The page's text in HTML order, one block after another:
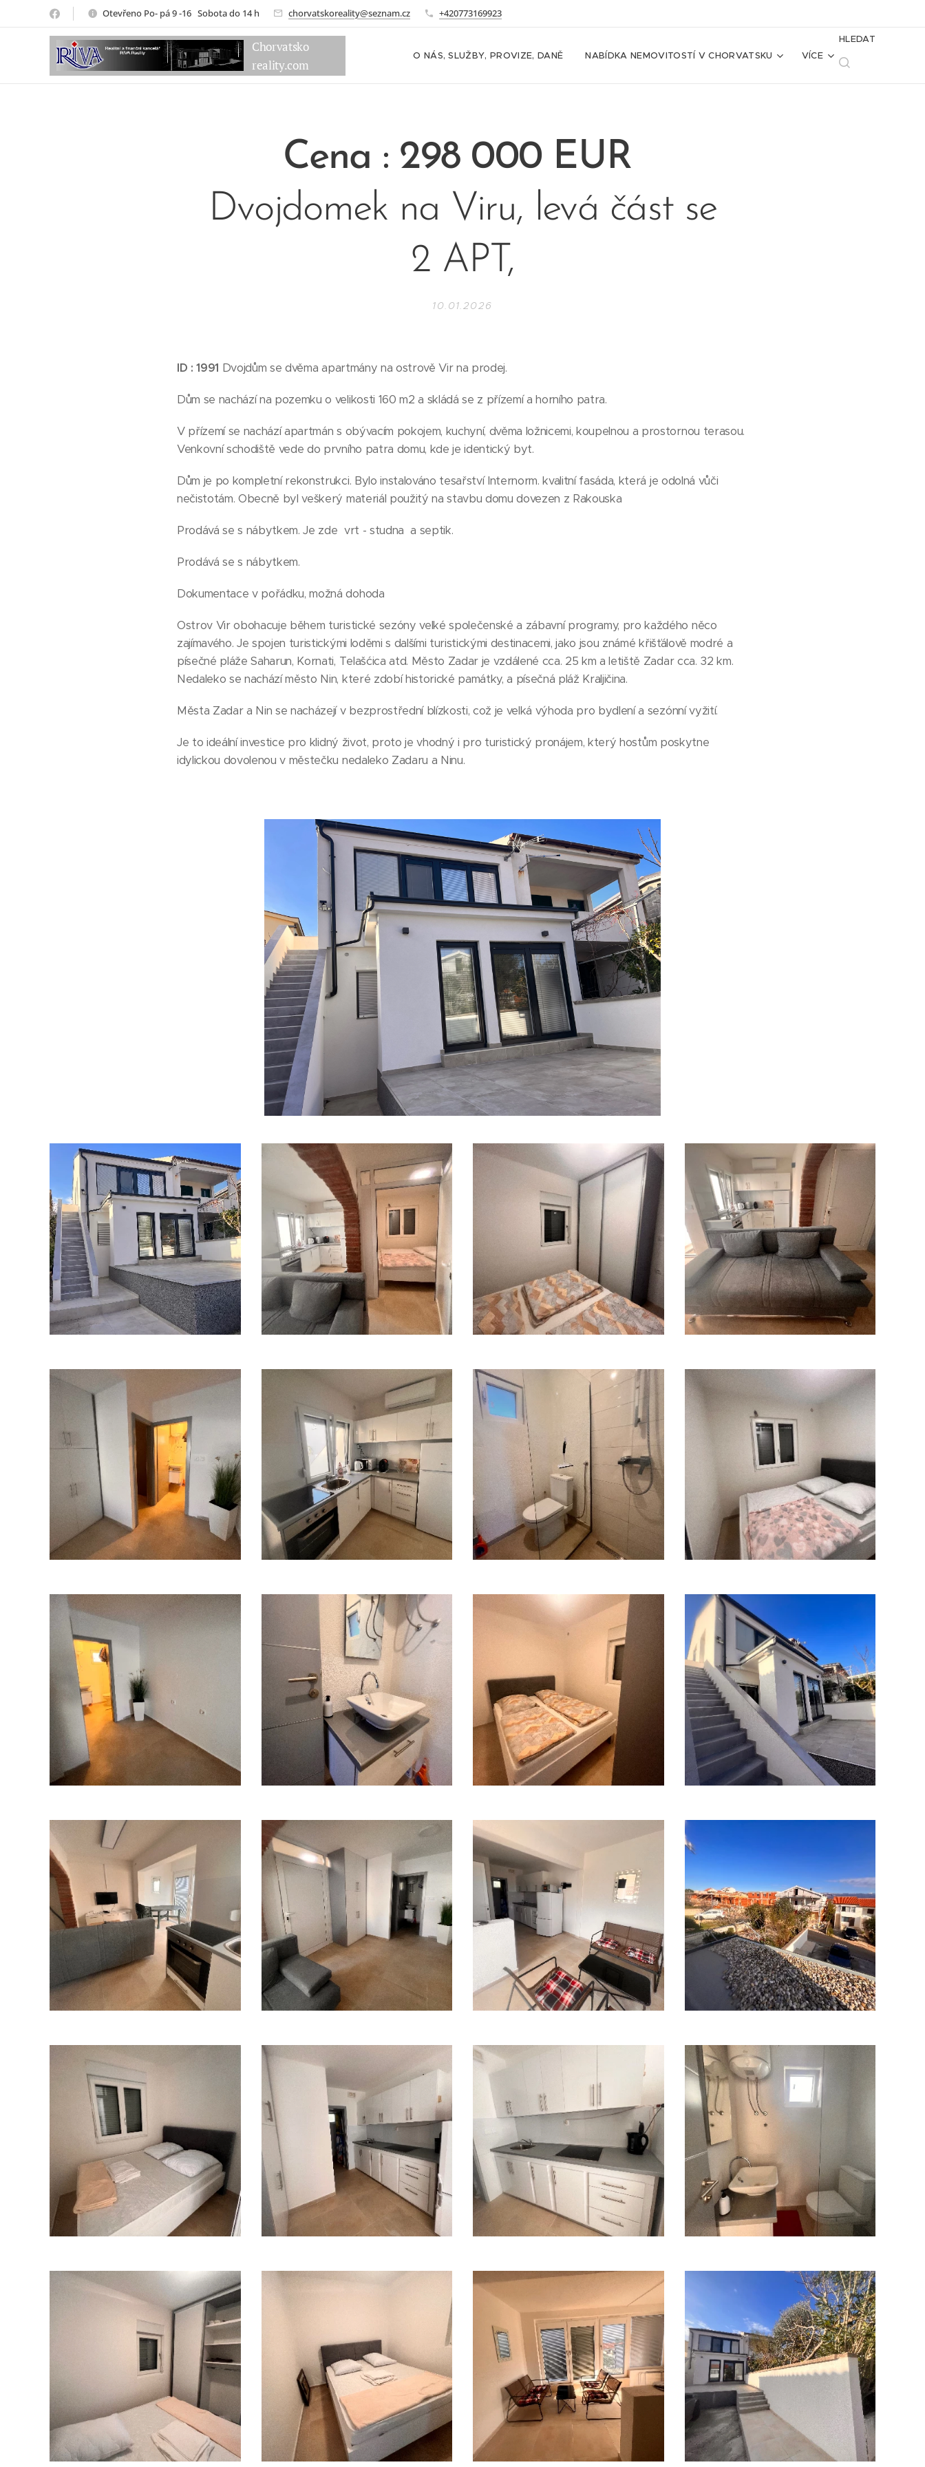
Otevřeno Po- pá 9 -16 Sobota do 14 h chorvatskoreality@seznam.cz +420773169923
Chorvatsko
reality.com
O NÁS, SLUŽBY, PROVIZE, DANĚ NABÍDKA NEMOVITOSTÍ V CHORVATSKU VÍCE
HLEDAT
Cena : 298 000 EUR
Dvojdomek na Viru, levá část se
2 APT,
10.01.2026
ID : 1991 Dvojdům se dvěma apartmány na ostrově Vir na prodej.
Dům se nachází na pozemku o velikosti 160 m2 a skládá se z přízemí a horního patra.
V přízemí se nachází apartmán s obývacím pokojem, kuchyní, dvěma ložnicemi, koupelnou a prostornou terasou.
Venkovní schodiště vede do prvního patra domu, kde je identický byt.
Dům je po kompletní rekonstrukci. Bylo instalováno tesařství Internorm. kvalitní fasáda, která je odolná vůči
nečistotám. Obecně byl veškerý materiál použitý na stavbu domu dovezen z Rakouska
Prodává se s nábytkem. Je zde vrt - studna a septik.
Prodává se s nábytkem.
Dokumentace v pořádku, možná dohoda
Ostrov Vir obohacuje během turistické sezóny velké společenské a zábavní programy, pro každého něco
zajímavého. Je spojen turistickými loděmi s dalšími turistickými destinacemi, jako jsou známé křišťálově modré a
písečné pláže Saharun, Kornati, Telašćica atd. Město Zadar je vzdálené cca. 25 km a letiště Zadar cca. 32 km.
Nedaleko se nachází město Nin, které zdobí historické památky, a písečná pláž Kraljičina.
Města Zadar a Nin se nacházejí v bezprostřední blízkosti, což je velká výhoda pro bydlení a sezónní vyžití.
Je to ideální investice pro klidný život, proto je vhodný i pro turistický pronájem, který hostům poskytne
idylickou dovolenou v městečku nedaleko Zadaru a Ninu.